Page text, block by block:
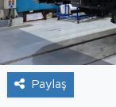
Paylaş